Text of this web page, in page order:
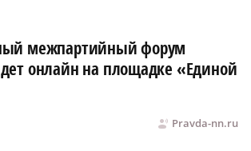
межпартийный форум
онлайн на площадке «Единой
Pravda-nn.ru